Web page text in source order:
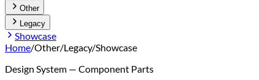
Other
Legacy
Showcase
Home/Other/Legacy/Showcase
Design System — Component Parts